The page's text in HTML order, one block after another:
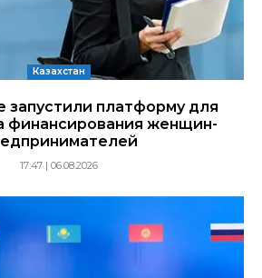
Казахстан
запустили платформу для
финансирования женщин-
17:47 | 06.08.2026